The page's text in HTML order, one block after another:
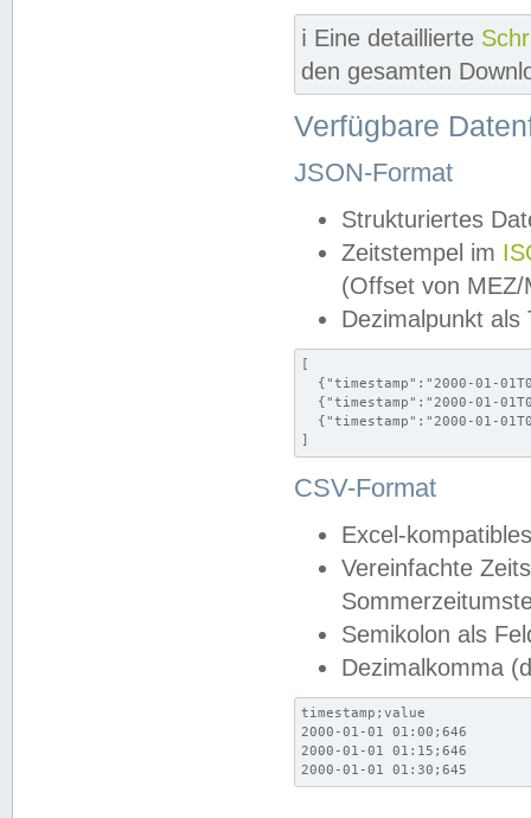
ℹ️ Eine detaillierte
den gesamten
Verfügbare
JSON-Format
Strukturiertes
Zeitstempel im
(Offset von MEZ/
Dezimalpunkt als
[
{"timestamp":"2000-01-
{"timestamp":"2000-01-
{"timestamp":"2000-01-
]
CSV-Format
Excel-
Vereinfachte
Semikolon als
Dezimalkomma
timestamp;value
2000-01-01 01:00;646
2000-01-01 01:15;646
2000-01-01 01:30;645